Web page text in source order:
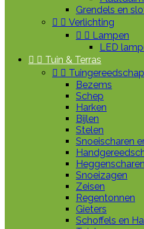
Grendels en
  Verlichting
  Lampen
LED
  Tuin & Terras
  Tuingereedschap
Bezems
Schep
Harken
Bijlen
Stelen
Snoeischaren
Heggenscharen
Snoeizagen
Zeisen
Regentonnen
Gieters
Schoffels en